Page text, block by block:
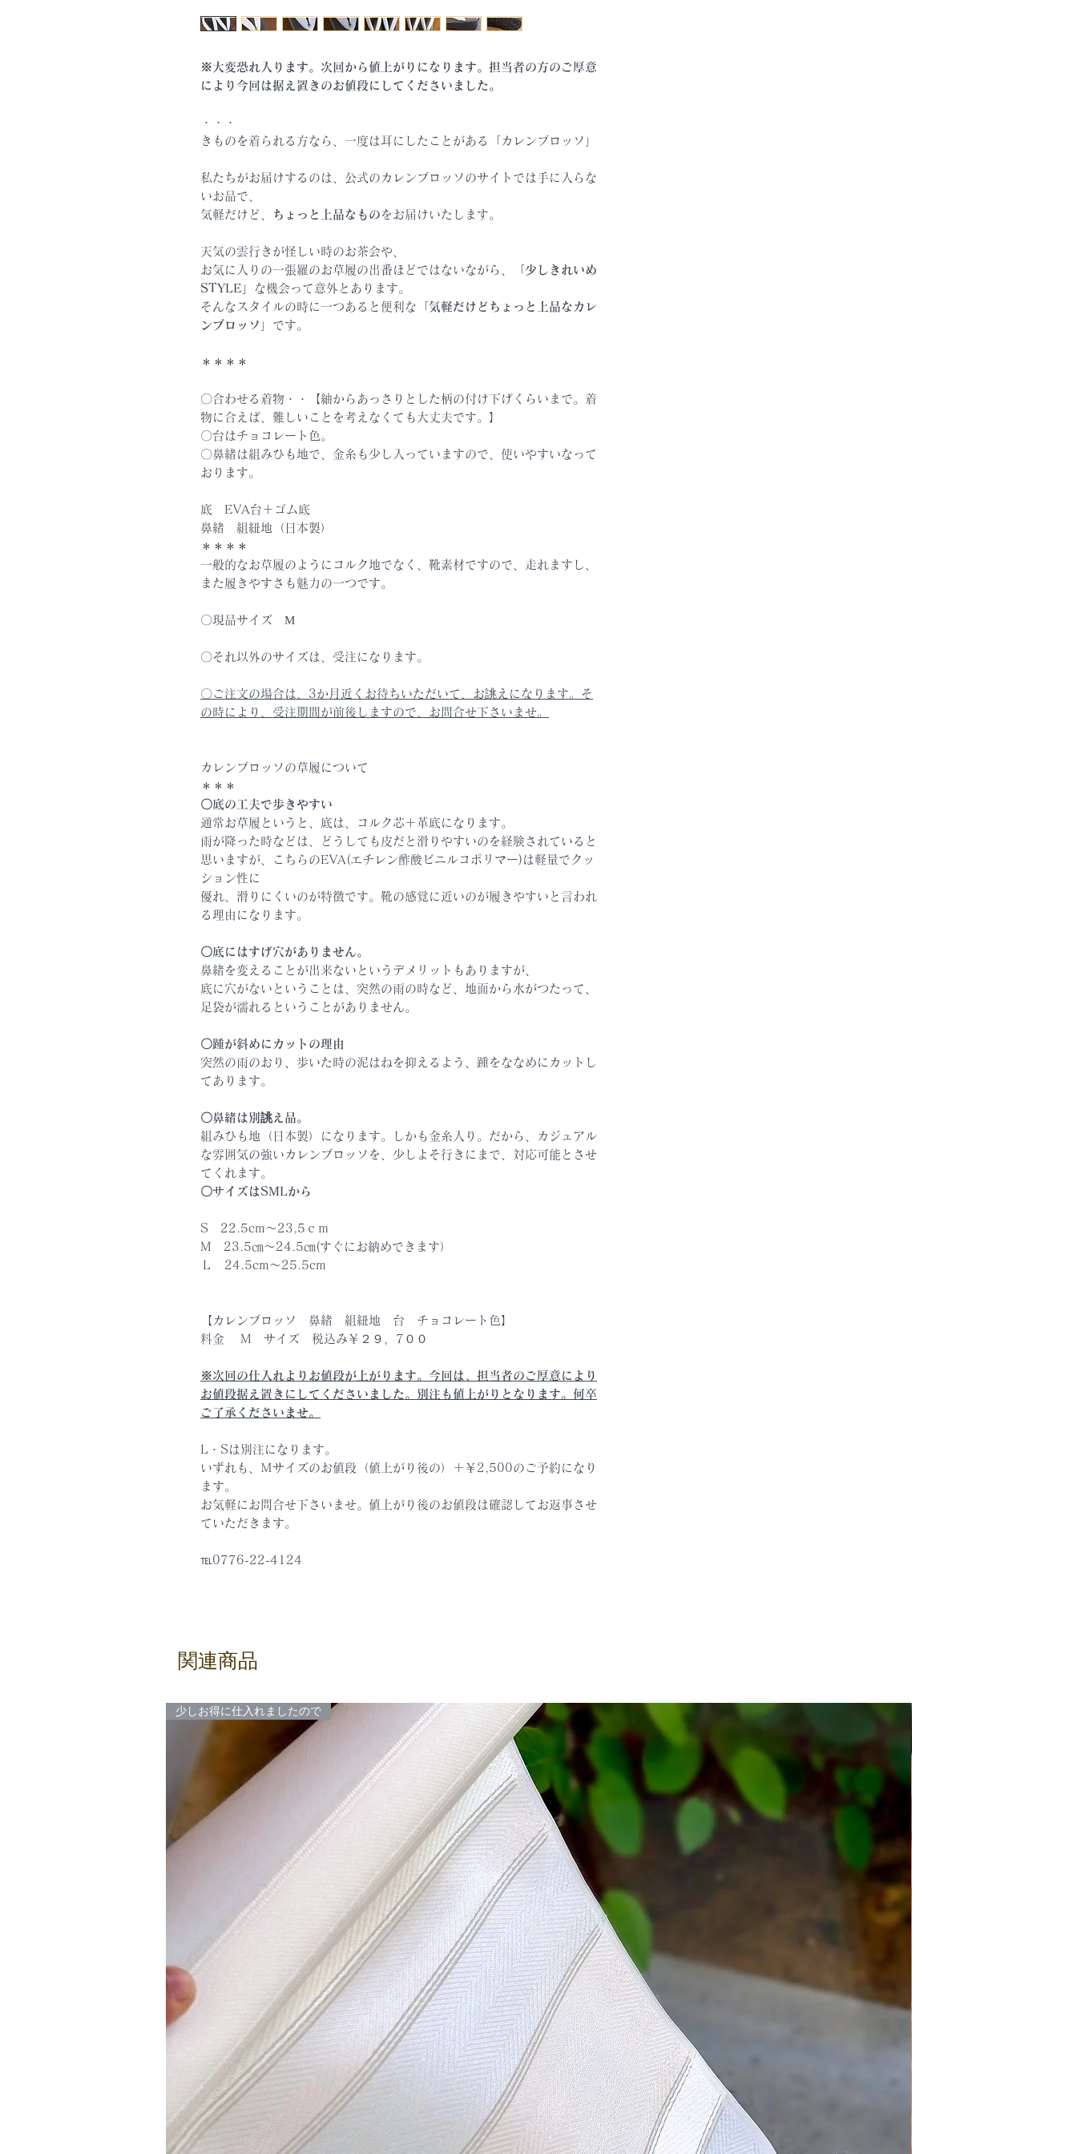
※大変恐れ入ります。次回から値上がりになります。担当者の方のご厚意
により今回は据え置きのお値段にしてくださいました。
・・・
きものを着られる方なら、一度は耳にしたことがある「カレンブロッソ」
私たちがお届けするのは、公式のカレンブロッソのサイトでは手に入らな
いお品で、
気軽だけど、
ちょっと上品なもの をお届けいたします。
天気の雲行きが怪しい時のお茶会や、
お気に入りの一張羅のお草履の出番ほどではないながら、「 少しきれいめ
STYLE 」な機会って意外とあります。
そんなスタイルの時に一つあると便利な「 気軽だけどちょっと上品なカレ
ンブロッソ 」です。
＊＊＊＊
〇合わせる着物・・【紬からあっさりとした柄の付け下げくらいまで。着
物に合えば、難しいことを考えなくても大丈夫です。】
〇台はチョコレート色。
〇鼻緒は組みひも地で、金糸も少し入っていますので、使いやすいなって
おります。
底 EVA台＋ゴム底
鼻緒 組紐地（日本製）
＊＊＊＊
一般的なお草履のようにコルク地でなく、靴素材ですので、走れますし、
また履きやすさも魅力の一つです。
〇現品サイズ М
〇それ以外のサイズは、受注になります。
〇ご注文の場合は、3か月近くお待ちいただいて、お誂えになります。そ
の時により、受注期間が前後しますので、お問合せ下さいませ。
カレンブロッソの草履について
＊＊＊
〇底の工夫で歩きやすい
通常お草履というと、底は、コルク芯＋革底になります。
雨が降った時などは、どうしても皮だと滑りやすいのを経験されていると
思いますが、こちらのEVA(エチレン酢酸ビニルコポリマー)は軽量でクッ
ション性に
優れ、滑りにくいのが特徴です。靴の感覚に近いのが履きやすいと言われ
る理由になります。
〇底にはすげ穴がありません。
鼻緒を変えることが出来ないというデメリットもありますが、
底に穴がないということは、突然の雨の時など、地面から水がつたって、
足袋が濡れるということがありません。
〇踵が斜めにカットの理由
突然の雨のおり、歩いた時の泥はねを抑えるよう、踵をななめにカットし
てあります。
〇鼻緒は別誂え品。
組みひも地（日本製）になります。しかも金糸入り。だから、カジュアル
な雰囲気の強いカレンブロッソを、少しよそ行きにまで、対応可能とさせ
てくれます。
〇サイズはSMLから
S 22.5cm～23,5ｃｍ
M 23.5㎝～24.5㎝(すぐにお納めできます）
Ｌ 24.5cm～25.5cm
【カレンブロッソ 鼻緒 組紐地 台 チョコレート色】
料金 M サイズ 税込み￥２９，7００
※次回の仕入れよりお値段が上がります。今回は、担当者のご厚意により
お値段据え置きにしてくださいました。別注も値上がりとなります。何卒
ご了承くださいませ。
L・Sは別注になります。
いずれも、Ｍサイズのお値段（値上がり後の）＋￥2,500のご予約になり
ます。
お気軽にお問合せ下さいませ。値上がり後のお値段は確認してお返事させ
ていただきます。
℡0776-22-4124
関連商品
少しお得に仕入れましたので